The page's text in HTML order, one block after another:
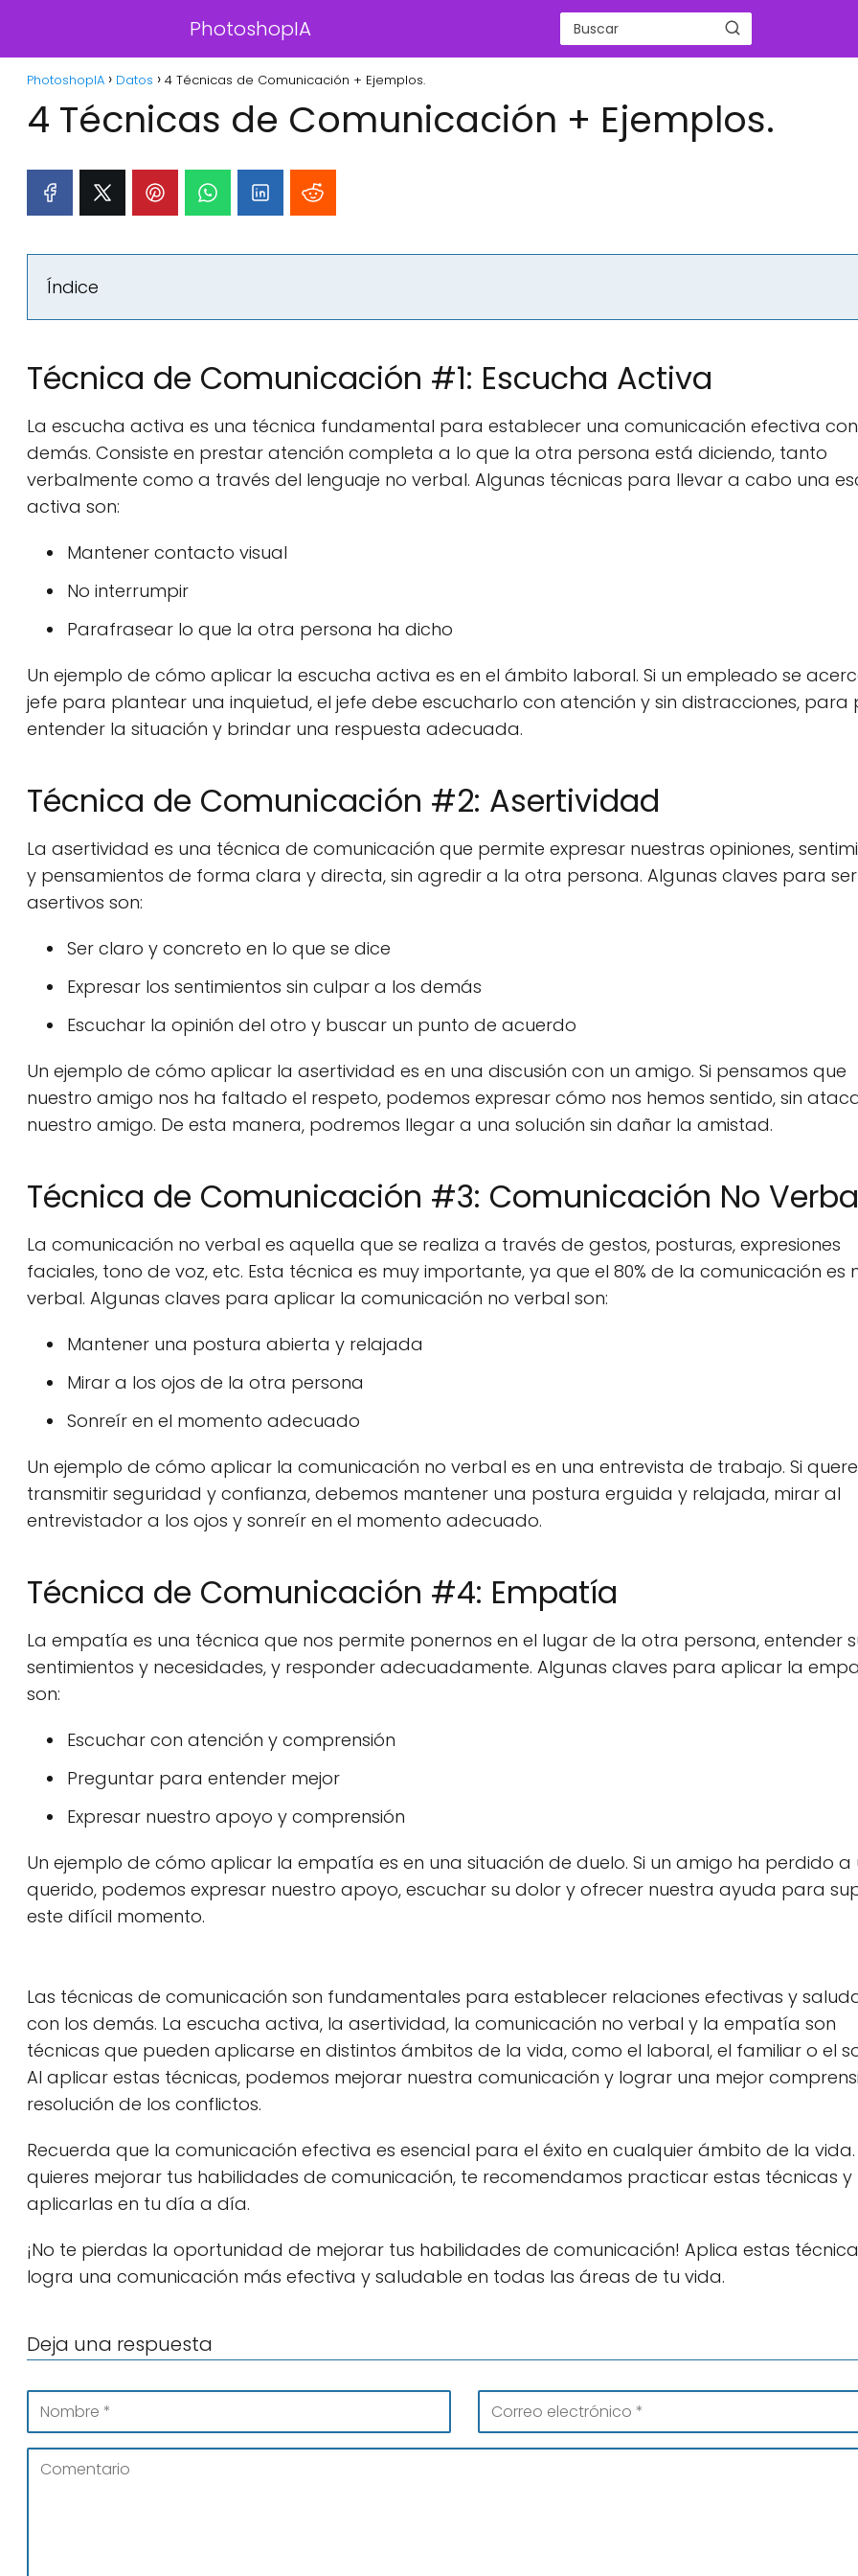
PhotoshopIA
PhotoshopIA Datos 4 Técnicas de Comunicación + Ejemplos.
4 Técnicas de Comunicación + Ejemplos.
Índice
Técnica de Comunicación #1: Escucha Activa
La escucha activa es una técnica fundamental para establecer una comunicación efectiva
demás. Consiste en prestar atención completa a lo que la otra persona está diciendo, tanto
verbalmente como a través del lenguaje no verbal. Algunas técnicas para llevar a cabo una
activa son:
Mantener contacto visual
No interrumpir
Parafrasear lo que la otra persona ha dicho
Un ejemplo de cómo aplicar la escucha activa es en el ámbito laboral. Si un empleado se
jefe para plantear una inquietud, el jefe debe escucharlo con atención y sin distracciones, para
entender la situación y brindar una respuesta adecuada.
Técnica de Comunicación #2: Asertividad
La asertividad es una técnica de comunicación que permite expresar nuestras opiniones,
y pensamientos de forma clara y directa, sin agredir a la otra persona. Algunas claves para ser
asertivos son:
Ser claro y concreto en lo que se dice
Expresar los sentimientos sin culpar a los demás
Escuchar la opinión del otro y buscar un punto de acuerdo
Un ejemplo de cómo aplicar la asertividad es en una discusión con un amigo. Si pensamos que
nuestro amigo nos ha faltado el respeto, podemos expresar cómo nos hemos sentido, sin
nuestro amigo. De esta manera, podremos llegar a una solución sin dañar la amistad.
Técnica de Comunicación #3: Comunicación No
La comunicación no verbal es aquella que se realiza a través de gestos, posturas, expresiones
faciales, tono de voz, etc. Esta técnica es muy importante, ya que el 80% de la comunicación es
verbal. Algunas claves para aplicar la comunicación no verbal son:
Mantener una postura abierta y relajada
Mirar a los ojos de la otra persona
Sonreír en el momento adecuado
Un ejemplo de cómo aplicar la comunicación no verbal es en una entrevista de trabajo. Si
transmitir seguridad y confianza, debemos mantener una postura erguida y relajada, mirar al
entrevistador a los ojos y sonreír en el momento adecuado.
Técnica de Comunicación #4: Empatía
La empatía es una técnica que nos permite ponernos en el lugar de la otra persona, entender
sentimientos y necesidades, y responder adecuadamente. Algunas claves para aplicar la
son:
Escuchar con atención y comprensión
Preguntar para entender mejor
Expresar nuestro apoyo y comprensión
Un ejemplo de cómo aplicar la empatía es en una situación de duelo. Si un amigo ha perdido a
querido, podemos expresar nuestro apoyo, escuchar su dolor y ofrecer nuestra ayuda para
este difícil momento.
Las técnicas de comunicación son fundamentales para establecer relaciones efectivas y
con los demás. La escucha activa, la asertividad, la comunicación no verbal y la empatía son
técnicas que pueden aplicarse en distintos ámbitos de la vida, como el laboral, el familiar o el
Al aplicar estas técnicas, podemos mejorar nuestra comunicación y lograr una mejor
resolución de los conflictos.
Recuerda que la comunicación efectiva es esencial para el éxito en cualquier ámbito de la vida.
quieres mejorar tus habilidades de comunicación, te recomendamos practicar estas técnicas y
aplicarlas en tu día a día.
¡No te pierdas la oportunidad de mejorar tus habilidades de comunicación! Aplica estas
logra una comunicación más efectiva y saludable en todas las áreas de tu vida.
Deja una respuesta